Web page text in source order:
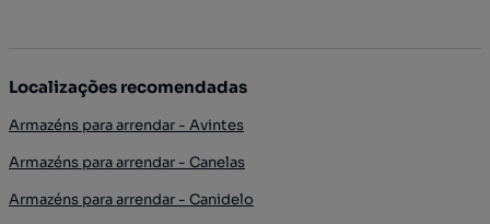
Localizações recomendadas
Armazéns para arrendar - Avintes
Armazéns para arrendar - Canelas
Armazéns para arrendar - Canidelo